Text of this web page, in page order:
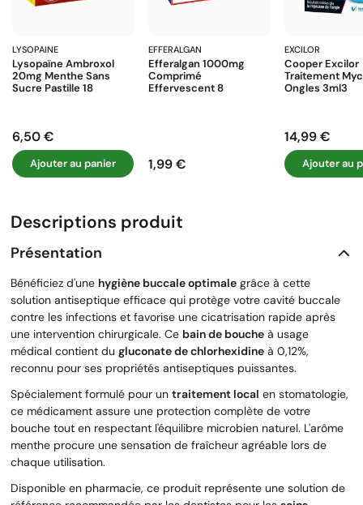
LYSOPAINE
Lysopaïne Ambroxol
20mg Menthe Sans
Sucre Pastille 18
Prix
6,50 €
Ajouter au panier
EFFERALGAN
Efferalgan 1000mg
Comprimé
Effervescent 8
Prix
1,99 €
EXCILOR
Cooper Excilor
Traitement
Ongles 3ml3
Prix
14,99 €
Ajouter au
Descriptions produit
Présentation
Bénéficiez d'une hygiène buccale optimale grâce à cette
solution antiseptique efficace qui protège votre cavité buccale
contre les infections et favorise une cicatrisation rapide après
une intervention chirurgicale. Ce bain de bouche à usage
médical contient du gluconate de chlorhexidine à 0,12%,
reconnu pour ses propriétés antiseptiques puissantes.
Spécialement formulé pour un traitement local en stomatologie,
ce médicament assure une protection complète de votre
bouche tout en respectant l'équilibre microbien naturel. L'arôme
menthe procure une sensation de fraîcheur agréable lors de
chaque utilisation.
Disponible en pharmacie, ce produit représente une solution de